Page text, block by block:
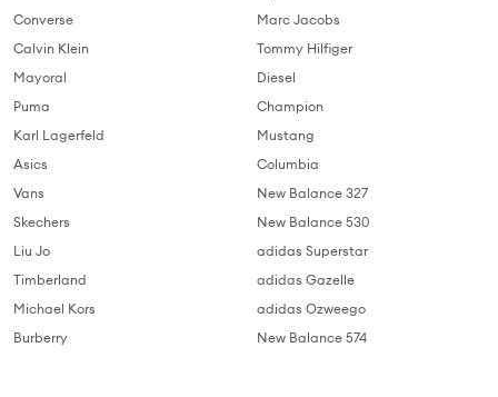
Converse
Calvin Klein
Mayoral
Puma
Karl Lagerfeld
Asics
Vans
Skechers
Liu Jo
Timberland
Michael Kors
Burberry
Marc Jacobs
Tommy Hilfiger
Diesel
Champion
Mustang
Columbia
New Balance 327
New Balance 530
adidas Superstar
adidas Gazelle
adidas Ozweego
New Balance 574